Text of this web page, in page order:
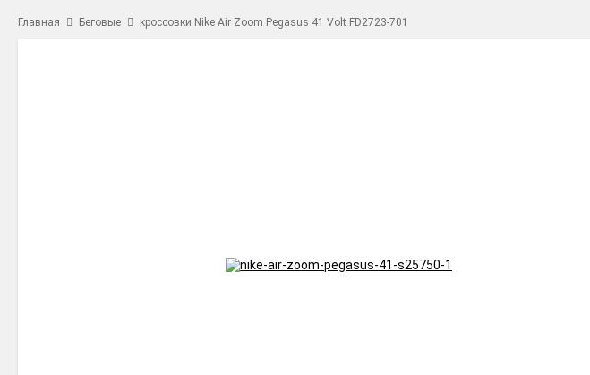
Главная Беговые кроссовки Nike Air Zoom Pegasus 41 Volt FD2723-701